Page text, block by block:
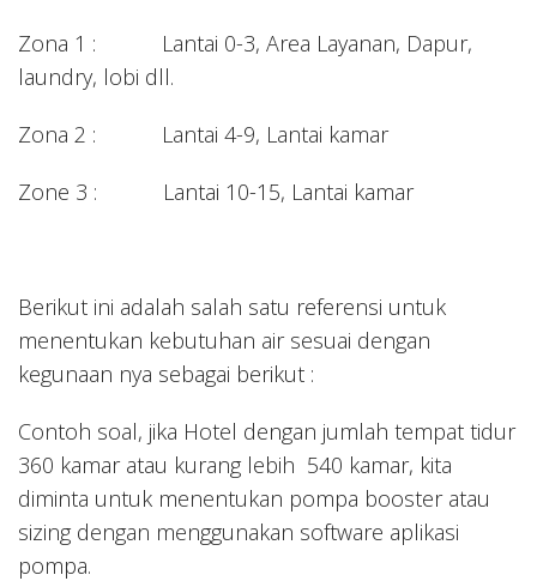
Zona 1 : Lantai 0-3, Area Layanan, Dapur,
laundry, lobi dll.
Zona 2 : Lantai 4-9, Lantai kamar
Zone 3 : Lantai 10-15, Lantai kamar
Berikut ini adalah salah satu referensi untuk
menentukan kebutuhan air sesuai dengan
kegunaan nya sebagai berikut :
Contoh soal, jika Hotel dengan jumlah tempat tidur
360 kamar atau kurang lebih 540 kamar, kita
diminta untuk menentukan pompa booster atau
sizing dengan menggunakan software aplikasi
pompa.